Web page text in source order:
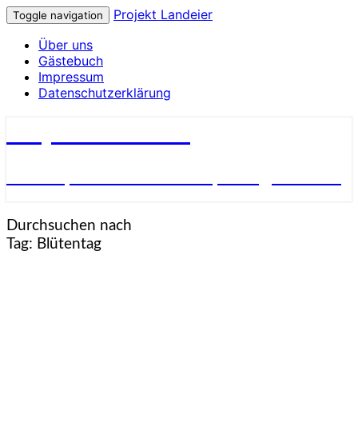
Toggle navigation
Projekt Landeier
Über uns
Gästebuch
Impressum
Datenschutzerklärung
Durchsuchen nach
Tag: Blütentag